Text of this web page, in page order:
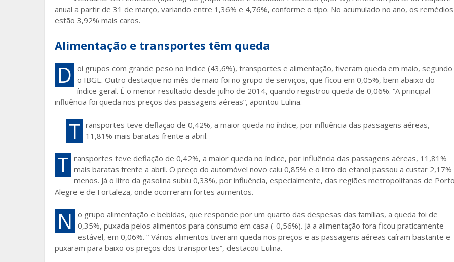
anual a partir de 31 de março, variando entre 1,36% e 4,76%, conforme o tipo. No acumulado no ano, os remédios
estão 3,92% mais caros.
Alimentação e transportes têm queda
D oi grupos com grande peso no índice (43,6%), transportes e alimentação, tiveram queda em maio, segundo
o IBGE. Outro destaque no mês de maio foi no grupo de serviços, que ficou em 0,05%, bem abaixo do
índice geral. É o menor resultado desde julho de 2014, quando registrou queda de 0,06%. “A principal
influência foi queda nos preços das passagens aéreas”, apontou Eulina.
T ransportes teve deflação de 0,42%, a maior queda no índice, por influência das passagens aéreas,
11,81% mais baratas frente a abril.
T ransportes teve deflação de 0,42%, a maior queda no índice, por influência das passagens aéreas, 11,81%
mais baratas frente a abril. O preço do automóvel novo caiu 0,85% e o litro do etanol passou a custar 2,17%
menos. Já o litro da gasolina subiu 0,33%, por influência, especialmente, das regiões metropolitanas de
Alegre e de Fortaleza, onde ocorreram fortes aumentos.
N
o grupo alimentação e bebidas, que responde por um quarto das despesas das famílias, a queda foi de
0,35%, puxada pelos alimentos para consumo em casa (-0,56%). Já a alimentação fora ficou praticamente
estável, em 0,06%. “ Vários alimentos tiveram queda nos preços e as passagens aéreas caíram bastante e
puxaram para baixo os preços dos transportes”, destacou Eulina.